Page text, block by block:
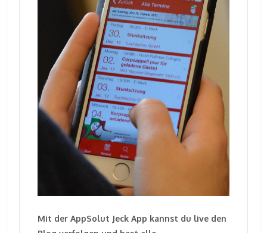
Mit der AppSolut Jeck App kannst du live den